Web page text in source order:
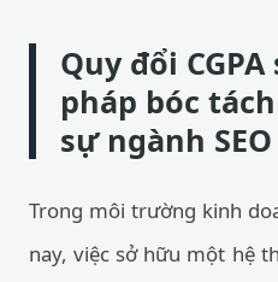
Quy đổi CGPA
pháp bóc
sự ngành
Trong môi trường kinh
nay, việc sở hữu một hệ